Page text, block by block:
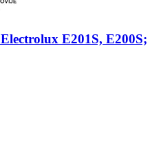
Electrolux E201S, E200S;